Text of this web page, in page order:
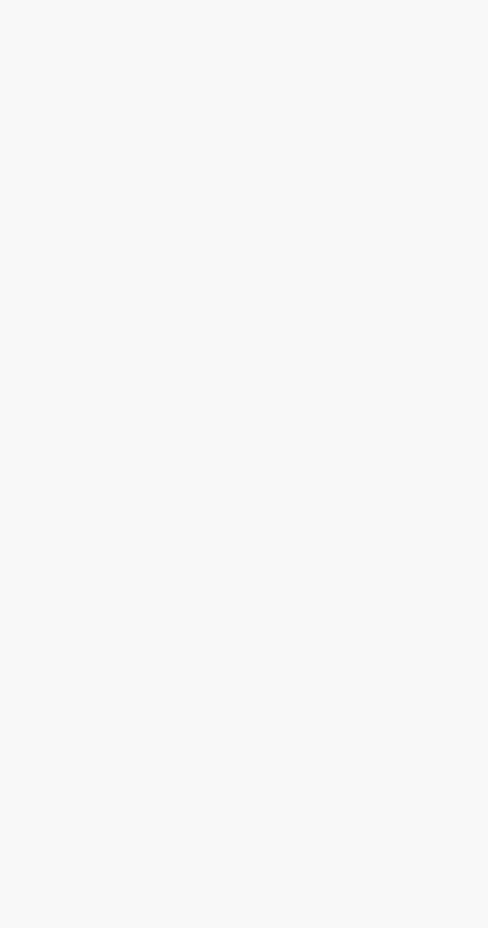
Die amtliche Veröffentlichung für Markersdorf erfolgt im
des Berzdorfer Sees.
für den Geltungsbereich ist allein die zeichnerische Festsetzung
am 01.12.2021 im Schöpsboten der Gemeinde Markersdorf.
am Hafen Tauchritz«